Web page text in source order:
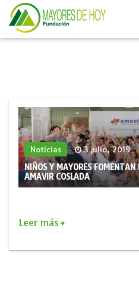
Noticias 3 julio, 2019
NIÑOS Y MAYORES
AMAVIR COSLADA
Leer más